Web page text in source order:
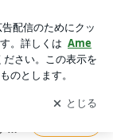
する/インテグレ
シオロジー
け取りまし
開く
ッ